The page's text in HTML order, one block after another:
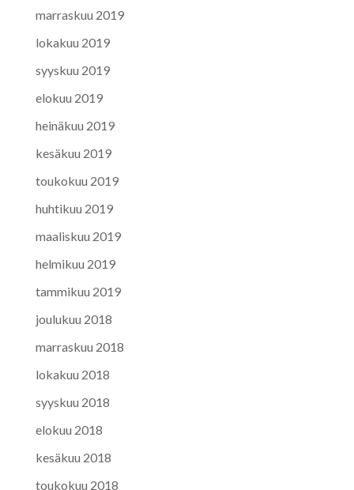
marraskuu 2019
lokakuu 2019
syyskuu 2019
elokuu 2019
heinäkuu 2019
kesäkuu 2019
toukokuu 2019
huhtikuu 2019
maaliskuu 2019
helmikuu 2019
tammikuu 2019
joulukuu 2018
marraskuu 2018
lokakuu 2018
syyskuu 2018
elokuu 2018
kesäkuu 2018
toukokuu 2018